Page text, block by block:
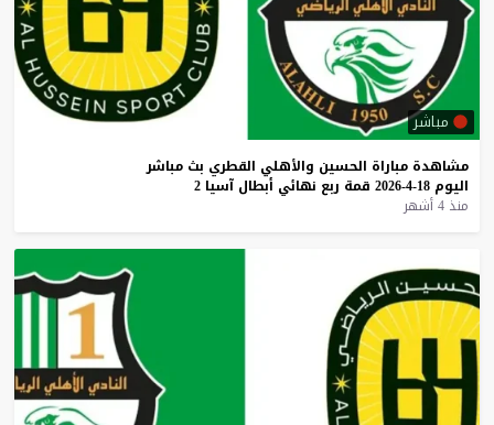
مباشر
مشاهدة مباراة الحسين والأهلي القطري بث مباشر
اليوم 18-4-2026 قمة ربع نهائي أبطال آسيا 2
منذ 4 أشهر